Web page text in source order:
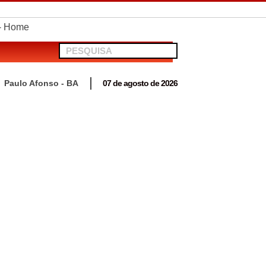
em Antas
Paulo Afonso - BA 07 de agosto de 2026